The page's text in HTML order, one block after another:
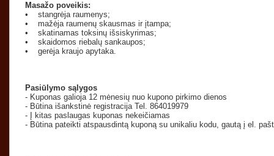
Masažo poveikis:
• stangrėja raumenys;
• mažėja raumenų skausmas ir įtampa;
• skatinamas toksinų išsiskyrimas;
• skaidomos riebalų sankaupos;
• gerėja kraujo apytaka.
Pasiūlymo sąlygos
- Kuponas galioja 12 mėnesių nuo kupono pirkimo dienos
- Būtina išankstinė registracija Tel. 864019979
- Į kitas paslaugas kuponas nekeičiamas
- Būtina pateikti atspausdintą kuponą su unikaliu kodu, gautą į el.